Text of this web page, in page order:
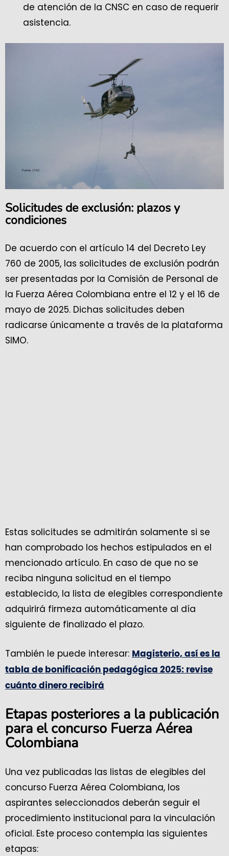
de atención de la CNSC en caso de requerir
asistencia.
Solicitudes de exclusión: plazos y
condiciones
De acuerdo con el artículo 14 del Decreto Ley
760 de 2005, las solicitudes de exclusión podrán
ser presentadas por la Comisión de Personal de
la Fuerza Aérea Colombiana entre el 12 y el 16 de
mayo de 2025. Dichas solicitudes deben
radicarse únicamente a través de la plataforma
SIMO.
Estas solicitudes se admitirán solamente si se
han comprobado los hechos estipulados en el
mencionado artículo. En caso de que no se
reciba ninguna solicitud en el tiempo
establecido, la lista de elegibles correspondiente
adquirirá firmeza automáticamente al día
siguiente de finalizado el plazo.
También le puede interesar: Magisterio, así es la
tabla de bonificación pedagógica 2025: revise
cuánto dinero recibirá
Etapas posteriores a la publicación
para el concurso Fuerza Aérea
Colombiana
Una vez publicadas las listas de elegibles del
concurso Fuerza Aérea Colombiana, los
aspirantes seleccionados deberán seguir el
procedimiento institucional para la vinculación
oficial. Este proceso contempla las siguientes
etapas: